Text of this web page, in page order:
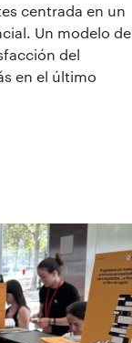
centrada en un
Un modelo de
del
en el último